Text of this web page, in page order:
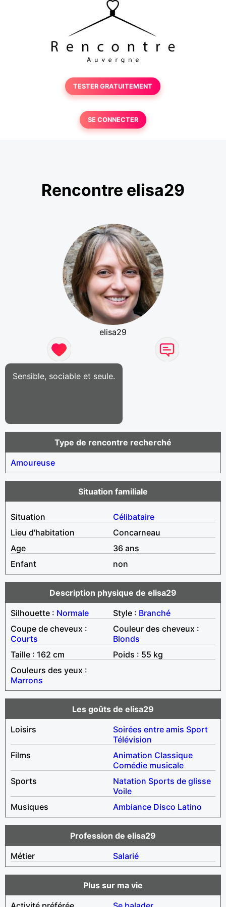
TESTER GRATUITEMENT
SE CONNECTER
Rencontre elisa29
elisa29
Sensible, sociable et seule.
Type de rencontre recherché
Amoureuse
Situation familiale
Situation
Célibataire
Lieu d'habitation
Concarneau
Age
36 ans
Enfant
non
Description physique de elisa29
Silhouette : Normale Style : Branché
Coupe de cheveux :
Courts
Couleur des cheveux :
Blonds
Taille : 162 cm
Poids : 55 kg
Couleurs des yeux :
Marrons
Les goûts de elisa29
Loisirs
Soirées entre amis Sport
Télévision
Films
Animation Classique
Comédie musicale
Sports
Natation Sports de glisse
Voile
Musiques
Ambiance Disco Latino
Profession de elisa29
Métier
Salarié
Plus sur ma vie